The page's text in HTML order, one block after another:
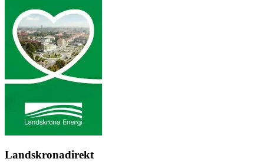
Landskronadirekt